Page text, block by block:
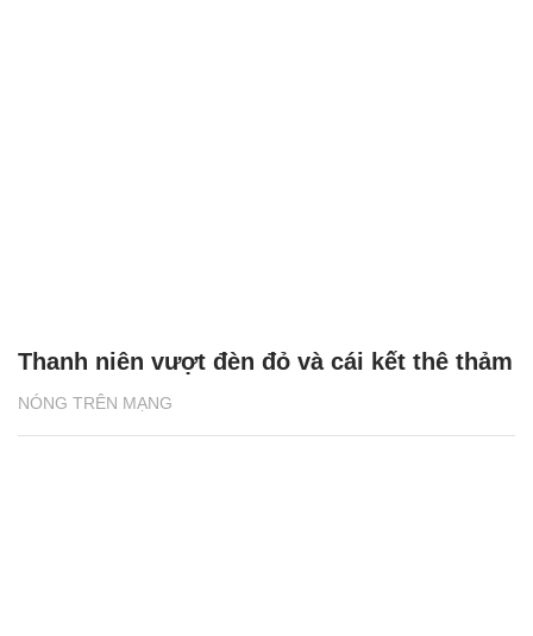
NÓNG TRÊN MẠNG
Thanh niên vượt đèn đỏ và cái kết thê thảm